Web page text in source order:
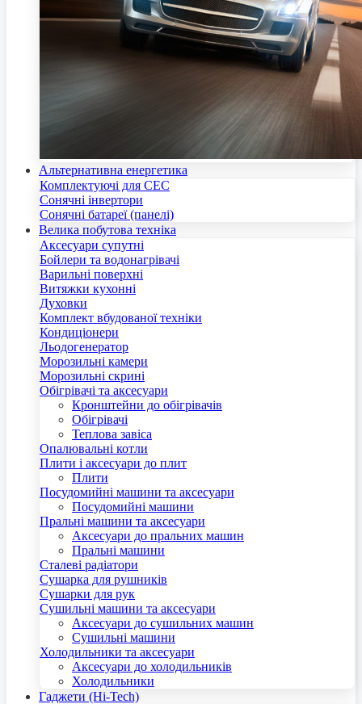
Альтернативна енергетика
Комплектуючі для СЕС
Сонячні інвертори
Сонячні батареї (панелі)
Велика побутова техніка
Аксесуари супутні
Бойлери та водонагрівачі
Варильні поверхні
Витяжки кухонні
Духовки
Комплект вбудованої техніки
Кондиціонери
Льодогенератор
Морозильні камери
Морозильні скрині
Обігрівачі та аксесуари
Кронштейни до обігрівачів
Обігрівачі
Теплова завіса
Опалювальні котли
Плити і аксесуари до плит
Плити
Посудомийні машини та аксесуари
Посудомийні машини
Пральні машини та аксесуари
Аксесуари до пральних машин
Пральні машини
Сталеві радіатори
Сушарка для рушників
Сушарки для рук
Сушильні машини та аксесуари
Аксесуари до сушильних машин
Сушильні машини
Холодильники та аксесуари
Аксесуари до холодильників
Холодильники
Гаджети (Hi-Tech)